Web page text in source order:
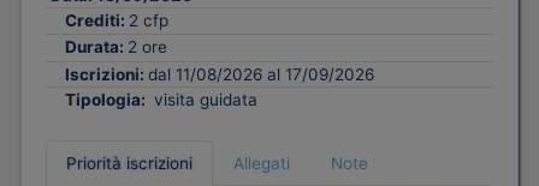
Crediti: 2 cfp
Durata: 2 ore
Iscrizioni: dal 11/08/2026 al 17/09/2026
Tipologia: visita guidata
Priorità iscrizioni Allegati
Note